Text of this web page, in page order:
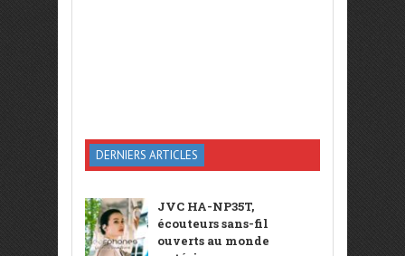
DERNIERS ARTICLES
JVC HA-NP35T,
écouteurs sans-fil
ouverts au monde